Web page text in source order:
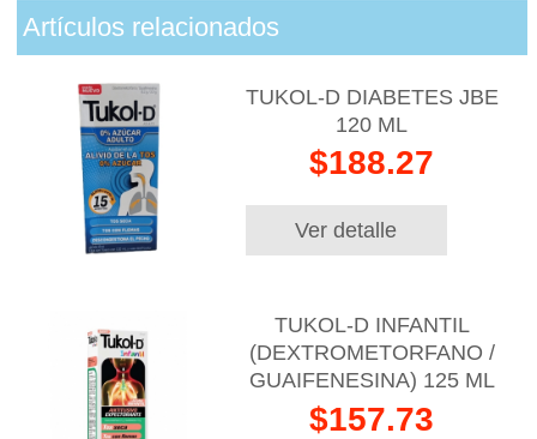
Artículos relacionados
TUKOL-D DIABETES JBE
120 ML
$188.27
Ver detalle
TUKOL-D INFANTIL
(DEXTROMETORFANO /
GUAIFENESINA) 125 ML
$157.73